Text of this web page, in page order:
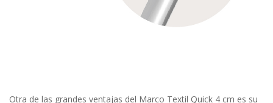
Otra de las grandes ventajas del Marco Textil Quick 4 cm es su